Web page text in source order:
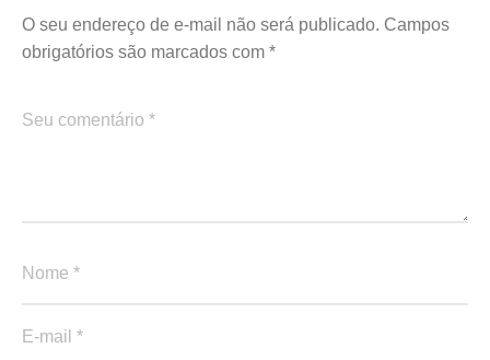
O seu endereço de e-mail não será publicado. Campos
obrigatórios são marcados com *